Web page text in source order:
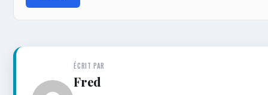
ÉCRIT PAR
Fred